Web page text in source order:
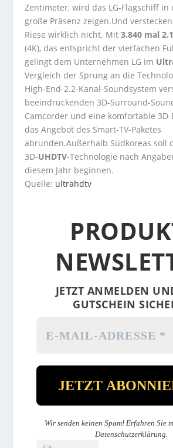
Zentimeter, wird das LG-Flagschiff in
große Präsenz zeigen.Und
Riese wirklich nicht. Mit 3.840 mal
(4K), das entspricht der vierfachen
gelingt dem Unternehmen LG im
Vergleich der Sprung an die
High-End-2.2-Kanal-Soundsystem
beeindruckenden 3D-Surround-
Camcorder und eine komfortable
das Angebot des Smart-TV-Paketes
abrunden.Außerhalb Südkoreas soll
3D-UHDTV-Technologie nach
diesem Jahr beginnen.
Quelle: ultrahdtv
JETZT ANMELDEN
GUTSCHEIN
Wir senden keinen Spam! Erfahren Sie
Datenschutzerklärung.